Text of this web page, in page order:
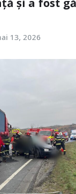
13, 2026